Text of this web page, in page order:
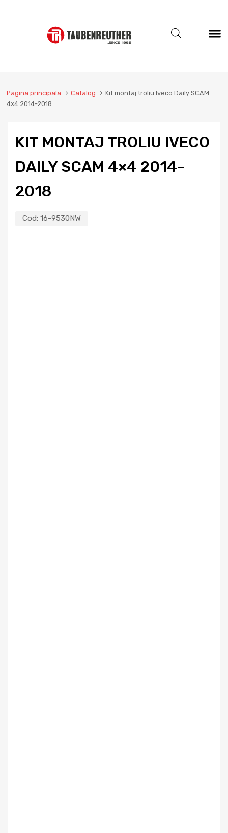
Pagina principala Catalog
Kit montaj troliu Iveco Daily SCAM
4×4 2014-2018
KIT MONTAJ TROLIU IVECO
DAILY SCAM 4×4 2014-
2018
Cod: 16-9530NW